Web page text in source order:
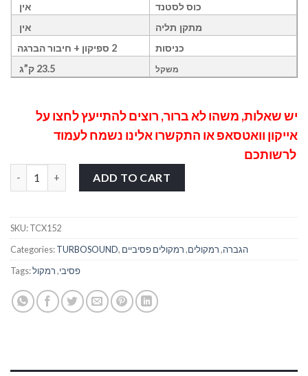
כוס לסטנד אין
מתקן תליה
אין
כניסות
2 ספיקון + חיבור הברגה
משקל 23.5 ק”ג
יש שאלות, משהו לא ברור, רוצים להתייעץ לחצו על
אייקון וואטסאפאו התקשרו אלינו נשמח לעמוד
לרשותכם
ADD TO CART
SKU:TCX152
Categories:TURBOSOUND, הגברה,רמקולים,רמקולים פסיביים
Tags:
פסיבי,רמקול